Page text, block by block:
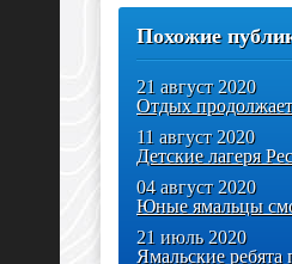
Похожие
21 август 2020
11 август 2020
04 август 2020
21 июль 2020